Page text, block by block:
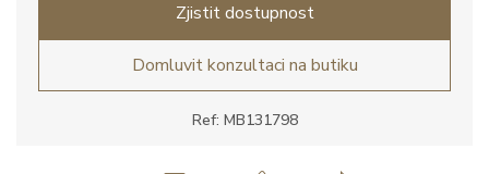
Ref: MB131798
Zjistit dostupnost
Domluvit konzultaci na butiku